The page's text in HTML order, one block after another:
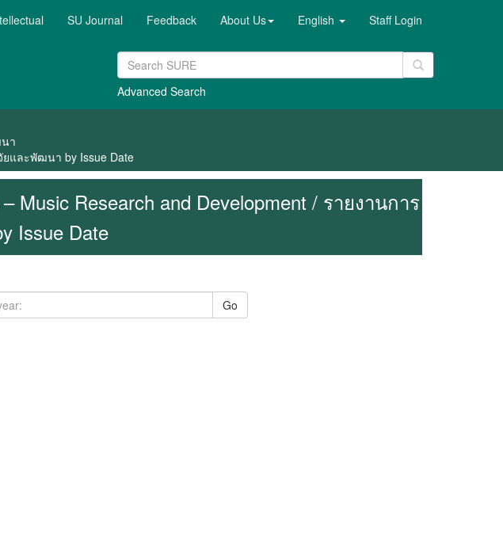
SU Journal Feedback About Us English Staff Login
Advanced Search
า
ยและพัฒนา by Issue Date
Music Research and Development / รายงานการ
Issue Date
Go